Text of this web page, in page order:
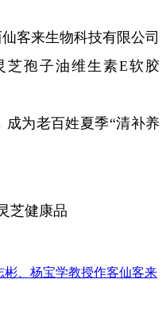
客来生物科技有限公司
芝孢子油维生素E软胶
成为老百姓夏季“清补养
芝健康品
、杨宝学教授作客仙客来